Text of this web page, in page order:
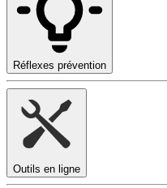
Réflexes prévention
Outils en ligne